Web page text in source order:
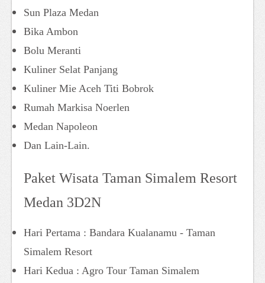
Sun Plaza Medan
Bika Ambon
Bolu Meranti
Kuliner Selat Panjang
Kuliner Mie Aceh Titi Bobrok
Rumah Markisa Noerlen
Medan Napoleon
Dan Lain-Lain.
Paket Wisata Taman Simalem Resort
Medan 3D2N
Hari Pertama : Bandara Kualanamu - Taman
Simalem Resort
Hari Kedua : Agro Tour Taman Simalem